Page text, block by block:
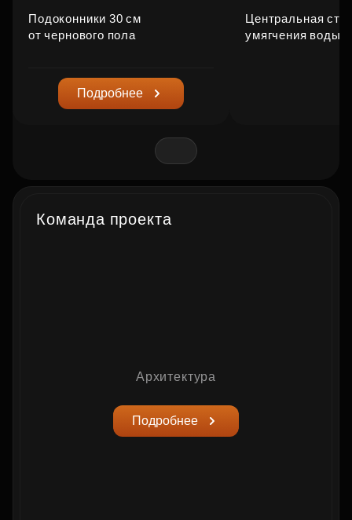
Подоконники 30 см
от чернового пола
Подробнее
Центральная
умягчения воды
Команда проекта
Архитектура
Подробнее